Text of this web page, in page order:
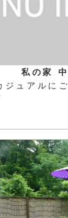
私の家
ジュアルに